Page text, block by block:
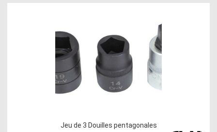
Jeu de 3 Douilles pentagonales